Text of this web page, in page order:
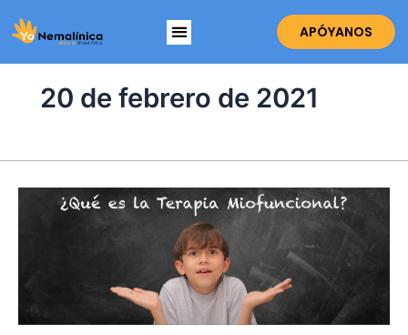
Menú APÓYANOS
20 de febrero de 2021
Miofuncional?